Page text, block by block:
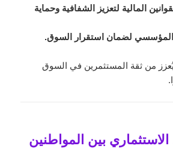
المالية لتعزيز الشفافية وحماية
المؤسسي لضمان استقرار السوق.
من ثقة المستثمرين في السوق